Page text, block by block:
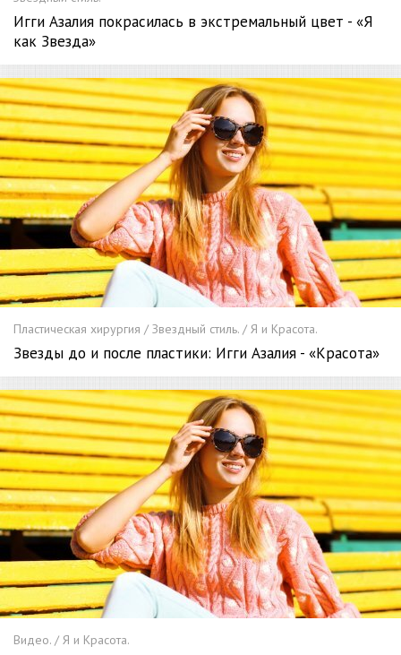
Игги Азалия покрасилась в экстремальный цвет - «Я
как Звезда»
Пластическая хирургия / Звездный стиль. / Я и Красота.
Звезды до и после пластики: Игги Азалия - «Красота»
Видео. / Я и Красота.